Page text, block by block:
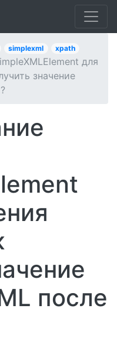
simplexml xpath
для
значение
после